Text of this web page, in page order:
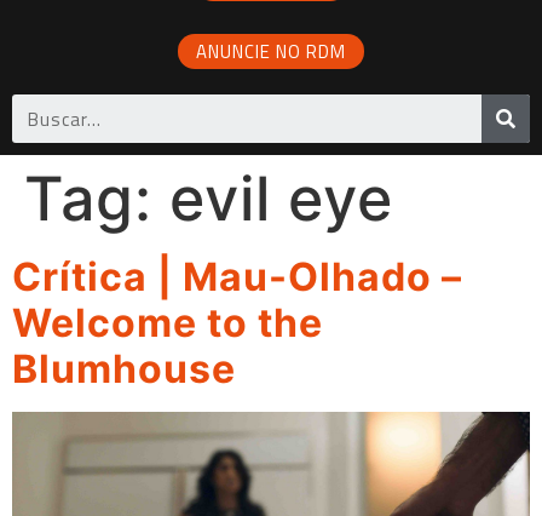
ANUNCIE NO RDM
Tag: evil eye
Crítica | Mau-Olhado –
Welcome to the
Blumhouse